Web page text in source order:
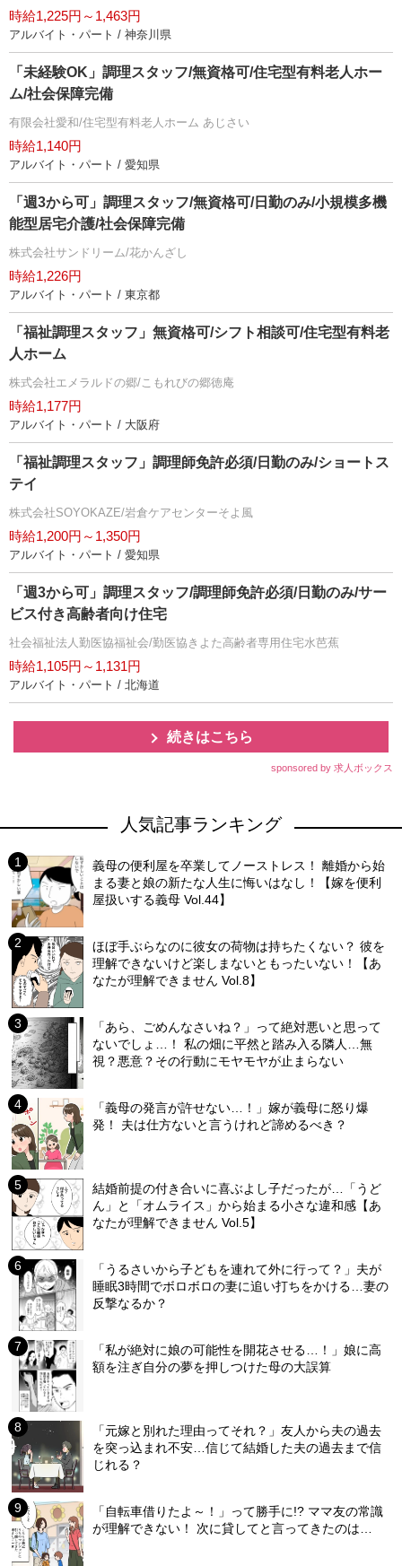
時給1,225円～1,463円
アルバイト・パート / 神奈川県
「未経験OK」調理スタッフ/無資格可/住宅型有料老人ホー
ム/社会保障完備
有限会社愛和/住宅型有料老人ホーム あじさい
時給1,140円
アルバイト・パート / 愛知県
「週3から可」調理スタッフ/無資格可/日勤のみ/小規模多機
能型居宅介護/社会保障完備
株式会社サンドリーム/花かんざし
時給1,226円
アルバイト・パート / 東京都
「福祉調理スタッフ」無資格可/シフト相談可/住宅型有料老
人ホーム
株式会社エメラルドの郷/こもれびの郷徳庵
時給1,177円
アルバイト・パート / 大阪府
「福祉調理スタッフ」調理師免許必須/日勤のみ/ショートス
テイ
株式会社SOYOKAZE/岩倉ケアセンターそよ風
時給1,200円～1,350円
アルバイト・パート / 愛知県
「週3から可」調理スタッフ/調理師免許必須/日勤のみ/サー
ビス付き高齢者向け住宅
社会福祉法人勤医協福祉会/勤医協きよた高齢者専用住宅水芭蕉
時給1,105円～1,131円
アルバイト・パート / 北海道
続きはこちら
sponsored by 求人ボックス
人気記事ランキング
義母の便利屋を卒業してノーストレス！ 離婚から始
まる妻と娘の新たな人生に悔いはなし！【嫁を便利
屋扱いする義母 Vol.44】
ほぼ手ぶらなのに彼女の荷物は持ちたくない？ 彼を
理解できないけど楽しまないともったいない！【あ
なたが理解できません Vol.8】
「あら、ごめんなさいね？」って絶対悪いと思って
ないでしょ…！ 私の畑に平然と踏み入る隣人…無
視？悪意？その行動にモヤモヤが止まらない
「義母の発言が許せない…！」嫁が義母に怒り爆
発！ 夫は仕方ないと言うけれど諦めるべき？
結婚前提の付き合いに喜ぶよし子だったが…「うど
ん」と「オムライス」から始まる小さな違和感【あ
なたが理解できません Vol.5】
「うるさいから子どもを連れて外に行って？」夫が
睡眠3時間でボロボロの妻に追い打ちをかける…妻の
反撃なるか？
「私が絶対に娘の可能性を開花させる…！」娘に高
額を注ぎ自分の夢を押しつけた母の大誤算
「元嫁と別れた理由ってそれ？」友人から夫の過去
を突っ込まれ不安…信じて結婚した夫の過去まで信
じれる？
「自転車借りたよ～！」って勝手に!? ママ友の常識
が理解できない！ 次に貸してと言ってきたのは…